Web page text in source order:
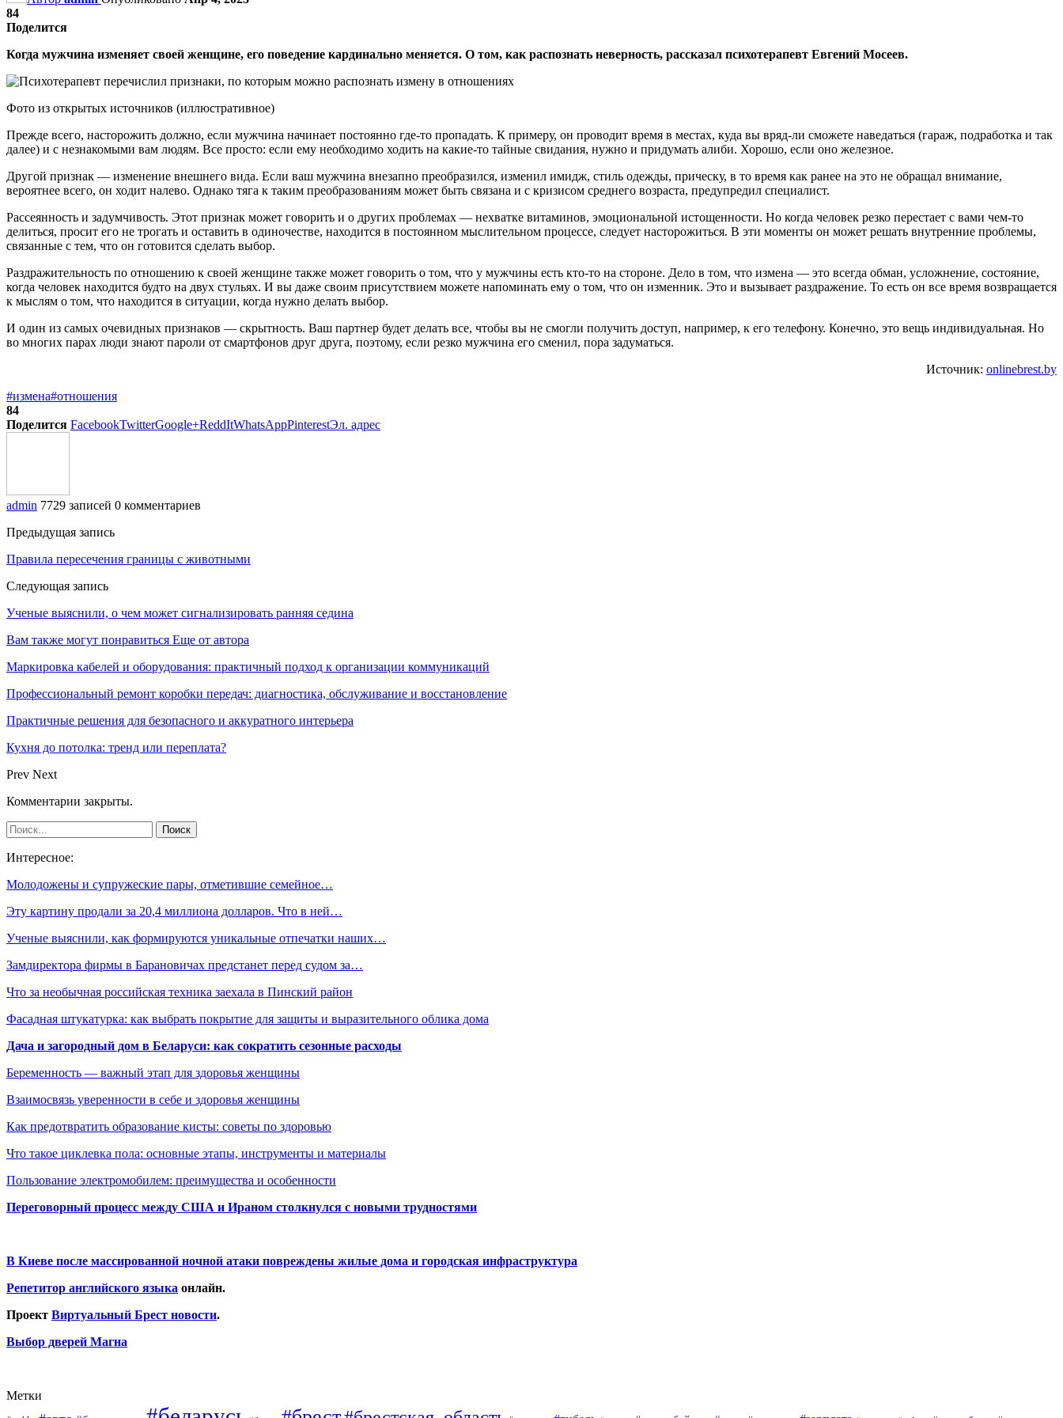
84
Поделится
Когда мужчина изменяет своей женщине, его поведение кардинально меняется. О том, как распознать неверность, рассказал психотерапевт Евгений Мосеев.
Фото из открытых источников (иллюстративное)
Прежде всего, насторожить должно, если мужчина начинает постоянно где-то пропадать. К примеру, он проводит время в местах, куда вы вряд-ли сможете наведаться (гараж, подработка и так
далее) и с незнакомыми вам людям. Все просто: если ему необходимо ходить на какие-то тайные свидания, нужно и придумать алиби. Хорошо, если оно железное.
Другой признак — изменение внешнего вида. Если ваш мужчина внезапно преобразился, изменил имидж, стиль одежды, прическу, в то время как ранее на это не обращал внимание,
вероятнее всего, он ходит налево. Однако тяга к таким преобразованиям может быть связана и с кризисом среднего возраста, предупредил специалист.
Рассеянность и задумчивость. Этот признак может говорить и о других проблемах — нехватке витаминов, эмоциональной истощенности. Но когда человек резко перестает с вами чем-то
делиться, просит его не трогать и оставить в одиночестве, находится в постоянном мыслительном процессе, следует насторожиться. В эти моменты он может решать внутренние проблемы,
связанные с тем, что он готовится сделать выбор.
Раздражительность по отношению к своей женщине также может говорить о том, что у мужчины есть кто-то на стороне. Дело в том, что измена — это всегда обман, усложнение, состояние,
когда человек находится будто на двух стульях. И вы даже своим присутствием можете напоминать ему о том, что он изменник. Это и вызывает раздражение. То есть он все время возвращается
к мыслям о том, что находится в ситуации, когда нужно делать выбор.
И один из самых очевидных признаков — скрытность. Ваш партнер будет делать все, чтобы вы не смогли получить доступ, например, к его телефону. Конечно, это вещь индивидуальная. Но
во многих парах люди знают пароли от смартфонов друг друга, поэтому, если резко мужчина его сменил, пора задуматься.
Источник: onlinebrest.by
#измена#отношения
84
Поделится FacebookTwitterGoogle+ReddItWhatsAppPinterestЭл. адрес
admin 7729 записей 0 комментариев
Предыдущая запись
Правила пересечения границы с животными
Следующая запись
Ученые выяснили, о чем может сигнализировать ранняя седина
Вам также могут понравиться Еще от автора
Маркировка кабелей и оборудования: практичный подход к организации коммуникаций
Профессиональный ремонт коробки передач: диагностика, обслуживание и восстановление
Практичные решения для безопасного и аккуратного интерьера
Кухня до потолка: тренд или переплата?
Prev Next
Комментарии закрыты.
Интересное:
Молодожены и супружеские пары, отметившие семейное…
Эту картину продали за 20,4 миллиона долларов. Что в ней…
Ученые выяснили, как формируются уникальные отпечатки наших…
Замдиректора фирмы в Барановичах предстанет перед судом за…
Что за необычная российская техника заехала в Пинский район
Фасадная штукатурка: как выбрать покрытие для защиты и выразительного облика дома
Дача и загородный дом в Беларуси: как сократить сезонные расходы
Беременность — важный этап для здоровья женщины
Взаимосвязь уверенности в себе и здоровья женщины
Как предотвратить образование кисты: советы по здоровью
Что такое циклевка пола: основные этапы, инструменты и материалы
Пользование электромобилем: преимущества и особенности
Переговорный процесс между США и Ираном столкнулся с новыми трудностями
В Киеве после массированной ночной атаки повреждены жилые дома и городская инфраструктура
Репетитор английского языка онлайн.
Проект Виртуальный Брест новости.
Выбор дверей Магна
Метки